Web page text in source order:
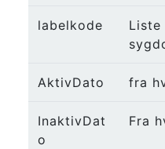
labelkode
AktivDato fra
InaktivDat
o
Fra